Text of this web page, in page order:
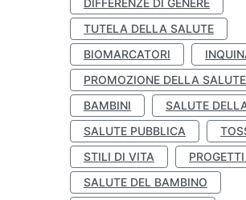
DIFFERENZE DI GENERE
TUTELA DELLA SALUTE
BIOMARCATORI
PROMOZIONE DELLA SALUTE
BAMBINI
SALUTE
SALUTE PUBBLICA
STILI DI VITA
SALUTE DEL BAMBINO